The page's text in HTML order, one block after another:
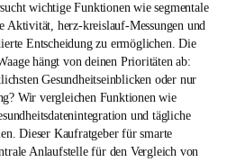
wichtige Funktionen wie segmentale
Aktivität, herz-kreislauf-Messungen und
Entscheidung zu ermöglichen. Die
hängt von deinen Prioritäten ab:
Gesundheitseinblicken oder nur
Wir vergleichen Funktionen wie
und tägliche
Dieser Kaufratgeber für smarte
Anlaufstelle für den Vergleich von